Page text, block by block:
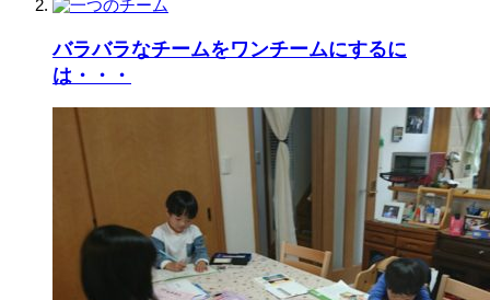
バラバラなチームをワンチームにするに
は・・・